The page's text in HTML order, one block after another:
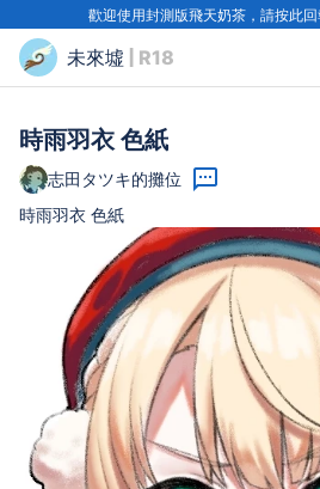
歡迎使用封測版飛天奶茶，請按此回
未來墟 | R18
時雨羽衣 色紙
志田タツキ的攤位
時雨羽衣 色紙